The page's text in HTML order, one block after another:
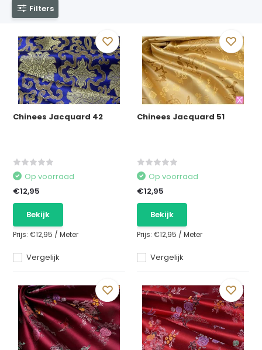
Filters
Chinees Jacquard 42
Vergelijk
Op voorraad
€12,95
Bekijk
Prijs:€12,95 /Meter
Chinees Jacquard 51
Vergelijk
Op voorraad
€12,95
Bekijk
Prijs: €12,95 / Meter